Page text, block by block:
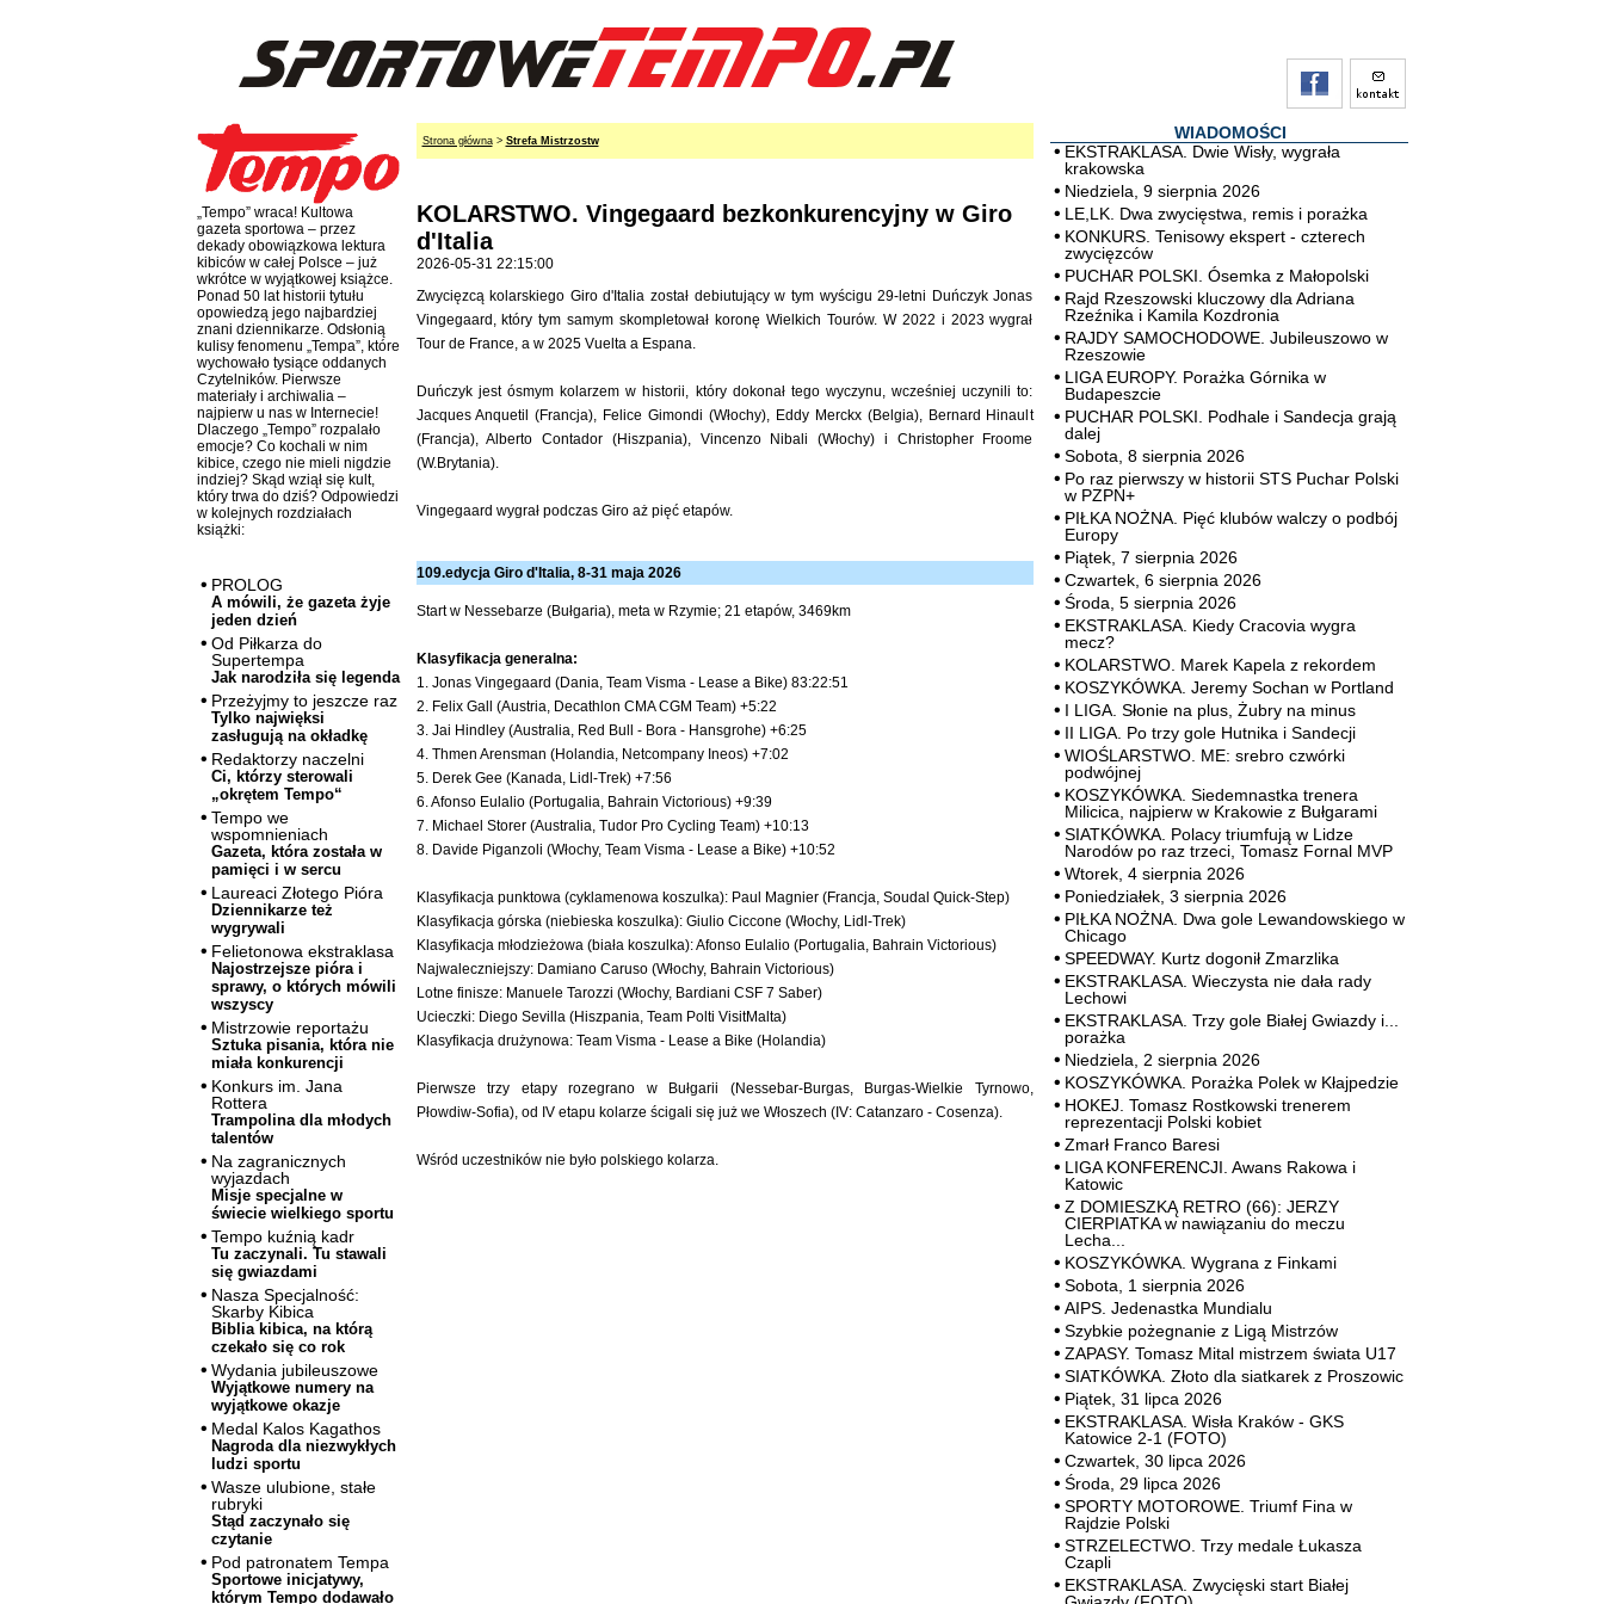
„Tempo” wraca! Kultowa
gazeta sportowa – przez
dekady obowiązkowa lektura
kibiców w całej Polsce – już
wkrótce w wyjątkowej książce.
Ponad 50 lat historii tytułu
opowiedzą jego najbardziej
znani dziennikarze. Odsłonią
kulisy fenomenu „Tempa”, które
wychowało tysiące oddanych
Czytelników. Pierwsze
materiały i archiwalia –
najpierw u nas w Internecie!
Dlaczego „Tempo” rozpalało
emocje? Co kochali w nim
kibice, czego nie mieli nigdzie
indziej? Skąd wziął się kult,
który trwa do dziś? Odpowiedzi
w kolejnych rozdziałach
książki:
PROLOG
A mówili, że gazeta żyje
jeden dzień
Od Piłkarza do
Supertempa
Jak narodziła się legenda
Przeżyjmy to jeszcze raz
Tylko najwięksi
zasługują na okładkę
Redaktorzy naczelni
Ci, którzy sterowali
„okrętem Tempo“
Tempo we
wspomnieniach
Gazeta, która została w
pamięci i w sercu
Laureaci Złotego Pióra
Dziennikarze też
wygrywali
Felietonowa ekstraklasa
Najostrzejsze pióra i
sprawy, o których mówili
wszyscy
Mistrzowie reportażu
Sztuka pisania, która nie
miała konkurencji
Konkurs im. Jana
Rottera
Trampolina dla młodych
talentów
Na zagranicznych
wyjazdach
Misje specjalne w
świecie wielkiego sportu
Tempo kuźnią kadr
Tu zaczynali. Tu stawali
się gwiazdami
Nasza Specjalność:
Skarby Kibica
Biblia kibica, na którą
czekało się co rok
Wydania jubileuszowe
Wyjątkowe numery na
wyjątkowe okazje
Medal Kalos Kagathos
Nagroda dla niezwykłych
ludzi sportu
Wasze ulubione, stałe
rubryki
Stąd zaczynało się
czytanie
Pod patronatem Tempa
Sportowe inicjatywy,
którym Tempo dodawało
Strona główna> Strefa Mistrzostw
KOLARSTWO. Vingegaard bezkonkurencyjny w Giro
d'Italia
2026-05-31 22:15:00
Zwycięzcą kolarskiego Giro d'Italia został debiutujący w tym wyścigu 29-letni Duńczyk Jonas
Vingegaard, który tym samym skompletował koronę Wielkich Tourów. W 2022 i 2023 wygrał
Tour de France, a w 2025 Vuelta a Espana.
Duńczyk jest ósmym kolarzem w historii, który dokonał tego wyczynu, wcześniej uczynili to:
Jacques Anquetil (Francja), Felice Gimondi (Włochy), Eddy Merckx (Belgia), Bernard Hinault
(Francja), Alberto Contador (Hiszpania), Vincenzo Nibali (Włochy) i Christopher Froome
(W.Brytania).
Vingegaard wygrał podczas Giro aż pięć etapów.
109.edycja Giro d'Italia, 8-31 maja 2026
Start w Nessebarze (Bułgaria), meta w Rzymie; 21 etapów, 3469km
Klasyfikacja generalna:
1. Jonas Vingegaard (Dania, Team Visma - Lease a Bike) 83:22:51
2. Felix Gall (Austria, Decathlon CMA CGM Team) +5:22
3. Jai Hindley (Australia, Red Bull - Bora - Hansgrohe) +6:25
4. Thmen Arensman (Holandia, Netcompany Ineos) +7:02
5. Derek Gee (Kanada, Lidl-Trek) +7:56
6. Afonso Eulalio (Portugalia, Bahrain Victorious) +9:39
7. Michael Storer (Australia, Tudor Pro Cycling Team) +10:13
8. Davide Piganzoli (Włochy, Team Visma - Lease a Bike) +10:52
Klasyfikacja punktowa (cyklamenowa koszulka): Paul Magnier (Francja, Soudal Quick-Step)
Klasyfikacja górska (niebieska koszulka): Giulio Ciccone (Włochy, Lidl-Trek)
Klasyfikacja młodzieżowa (biała koszulka): Afonso Eulalio (Portugalia, Bahrain Victorious)
Najwaleczniejszy: Damiano Caruso (Włochy, Bahrain Victorious)
Lotne finisze: Manuele Tarozzi (Włochy, Bardiani CSF 7 Saber)
Ucieczki: Diego Sevilla (Hiszpania, Team Polti VisitMalta)
Klasyfikacja drużynowa: Team Visma - Lease a Bike (Holandia)
Pierwsze trzy etapy rozegrano w Bułgarii (Nessebar-Burgas, Burgas-Wielkie Tyrnowo,
Płowdiw-Sofia), od IV etapu kolarze ścigali się już we Włoszech (IV: Catanzaro - Cosenza).
Wśród uczestników nie było polskiego kolarza.
WIADOMOŚCI
EKSTRAKLASA. Dwie Wisły, wygrała
krakowska
Niedziela, 9 sierpnia 2026
LE,LK. Dwa zwycięstwa, remis i porażka
KONKURS. Tenisowy ekspert - czterech
zwycięzców
PUCHAR POLSKI. Ósemka z Małopolski
Rajd Rzeszowski kluczowy dla Adriana
Rzeźnika i Kamila Kozdronia
RAJDY SAMOCHODOWE. Jubileuszowo w
Rzeszowie
LIGA EUROPY. Porażka Górnika w
Budapeszcie
PUCHAR POLSKI. Podhale i Sandecja grają
dalej
Sobota, 8 sierpnia 2026
Po raz pierwszy w historii STS Puchar Polski
w PZPN+
PIŁKA NOŻNA. Pięć klubów walczy o podbój
Europy
Piątek, 7 sierpnia 2026
Czwartek, 6 sierpnia 2026
Środa, 5 sierpnia 2026
EKSTRAKLASA. Kiedy Cracovia wygra
mecz?
KOLARSTWO. Marek Kapela z rekordem
KOSZYKÓWKA. Jeremy Sochan w Portland
I LIGA. Słonie na plus, Żubry na minus
II LIGA. Po trzy gole Hutnika i Sandecji
WIOŚLARSTWO. ME: srebro czwórki
podwójnej
KOSZYKÓWKA. Siedemnastka trenera
Milicica, najpierw w Krakowie z Bułgarami
SIATKÓWKA. Polacy triumfują w Lidze
Narodów po raz trzeci, Tomasz Fornal MVP
Wtorek, 4 sierpnia 2026
Poniedziałek, 3 sierpnia 2026
PIŁKA NOŻNA. Dwa gole Lewandowskiego w
Chicago
SPEEDWAY. Kurtz dogonił Zmarzlika
EKSTRAKLASA. Wieczysta nie dała rady
Lechowi
EKSTRAKLASA. Trzy gole Białej Gwiazdy i...
porażka
Niedziela, 2 sierpnia 2026
KOSZYKÓWKA. Porażka Polek w Kłajpedzie
HOKEJ. Tomasz Rostkowski trenerem
reprezentacji Polski kobiet
Zmarł Franco Baresi
LIGA KONFERENCJI. Awans Rakowa i
Katowic
Z DOMIESZKĄ RETRO (66): JERZY
CIERPIATKA w nawiązaniu do meczu
Lecha...
KOSZYKÓWKA. Wygrana z Finkami
Sobota, 1 sierpnia 2026
AIPS. Jedenastka Mundialu
Szybkie pożegnanie z Ligą Mistrzów
ZAPASY. Tomasz Mital mistrzem świata U17
SIATKÓWKA. Złoto dla siatkarek z Proszowic
Piątek, 31 lipca 2026
EKSTRAKLASA. Wisła Kraków - GKS
Katowice 2-1 (FOTO)
Czwartek, 30 lipca 2026
Środa, 29 lipca 2026
SPORTY MOTOROWE. Triumf Fina w
Rajdzie Polski
STRZELECTWO. Trzy medale Łukasza
Czapli
EKSTRAKLASA. Zwycięski start Białej